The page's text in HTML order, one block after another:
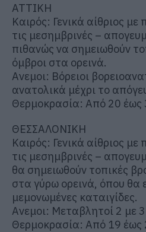
ΑΤΤΙΚΗ
Καιρός: Γενικά αίθριος
τις μεσημβρινές –
πιθανώς να σημειωθούν
όμβροι στα ορεινά.
Ανεμοι: Βόρειοι
ανατολικά μέχρι το
Θερμοκρασία: Από 20 έως
ΘΕΣΣΑΛΟΝΙΚΗ
Καιρός: Γενικά αίθριος
τις μεσημβρινές –
θα σημειωθούν τοπικές
στα γύρω ορεινά, όπου θα
μεμονωμένες καταιγίδες.
Ανεμοι: Μεταβλητοί 2 με
Θερμοκρασία: Από 19 έως